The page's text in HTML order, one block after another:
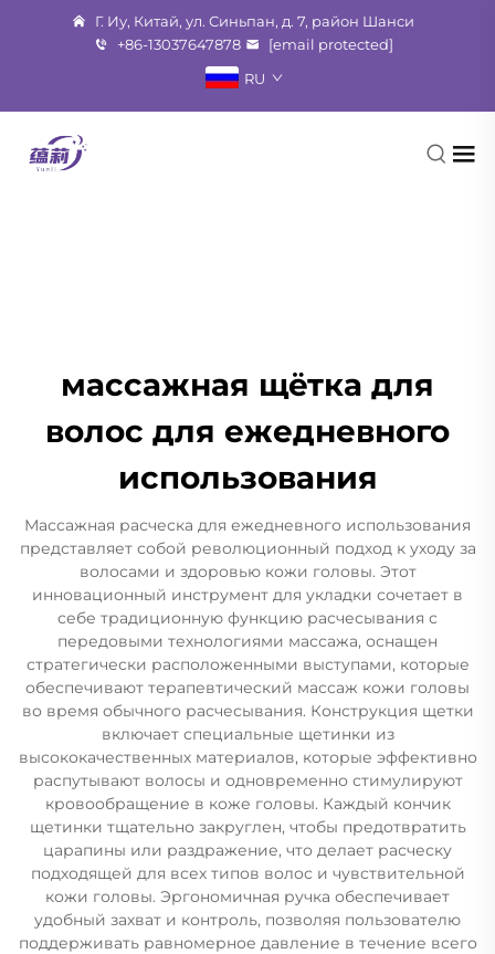
Г. Иу, Китай, ул. Синьпан, д. 7, район Шанси
+86-13037647878
[email protected]
RU
массажная щётка для
волос для ежедневного
использования
Массажная расческа для ежедневного использования
представляет собой революционный подход к уходу за
волосами и здоровью кожи головы. Этот
инновационный инструмент для укладки сочетает в
себе традиционную функцию расчесывания с
передовыми технологиями массажа, оснащен
стратегически расположенными выступами, которые
обеспечивают терапевтический массаж кожи головы
во время обычного расчесывания. Конструкция щетки
включает специальные щетинки из
высококачественных материалов, которые эффективно
распутывают волосы и одновременно стимулируют
кровообращение в коже головы. Каждый кончик
щетинки тщательно закруглен, чтобы предотвратить
царапины или раздражение, что делает расческу
подходящей для всех типов волос и чувствительной
кожи головы. Эргономичная ручка обеспечивает
удобный захват и контроль, позволяя пользователю
поддерживать равномерное давление в течение всего